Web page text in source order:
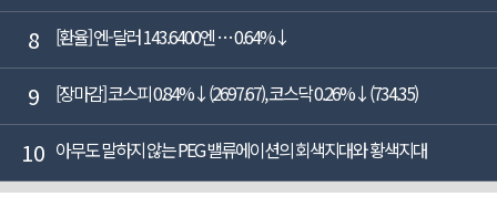
8 [환율] 엔-달러 143.6400엔 … 0.64%↓
9 [장마감] 코스피 0.84%↓(2697.67), 코스닥 0.26%↓(734.35)
10 아무도 말하지 않는 PEG 밸류에이션의 회색지대와 황색지대